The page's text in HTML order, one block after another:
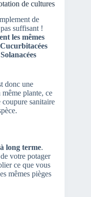
de cultures
de
suffisant !
les mêmes
Cucurbitacées
Solanacées
donc une
même plante, ce
coupure sanitaire
long terme.
votre potager
ce que vous
mêmes pièges